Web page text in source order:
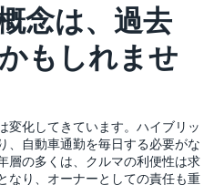
念は、過去
もしれませ
変化してきています。ハイブリッ
、自動車通勤を毎日する必要がな
層の多くは、クルマの利便性は求
なり、オーナーとしての責任も重